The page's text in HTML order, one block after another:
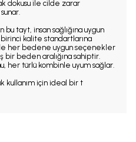
dokusu ile cilde zarar
bu tayt, insan sağlığına uygun
kalite standartlarına
ile her bedene uygun seçenekler
bir beden aralığına sahiptir.
her türlü kombinle uyum sağlar.
kullanım için ideal bir t